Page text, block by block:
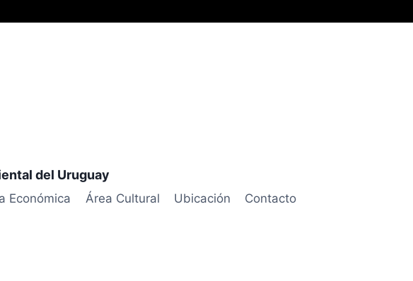
del Uruguay
Económica Área Cultural Ubicación Contacto